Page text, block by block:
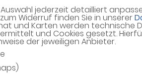
Auswahl jederzeit detailliert
Widerruf finden Sie in unserer
und Karten werden technische
und Cookies gesetzt.
der jeweiligen Anbieter.